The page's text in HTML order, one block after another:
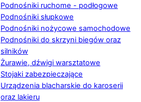
Podnośniki ruchome - podłogowe
Podnośniki słupkowe
Podnośniki nożycowe samochodowe
Podnośniki do skrzyni biegów oraz
silników
Żurawie, dźwigi warsztatowe
Stojaki zabezpieczające
Urządzenia blacharskie do karoserii
oraz lakieru